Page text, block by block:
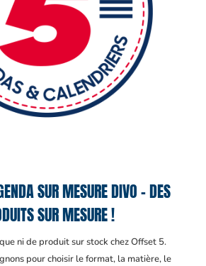
SUR MESURE DIVO – DES
SUR MESURE !
ni de produit sur stock chez Offset 5.
pour choisir le format, la matière, le